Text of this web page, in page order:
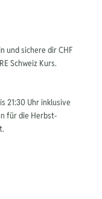
und sichere dir CHF
Schweiz Kurs.
21:30 Uhr inklusive
für die Herbst-